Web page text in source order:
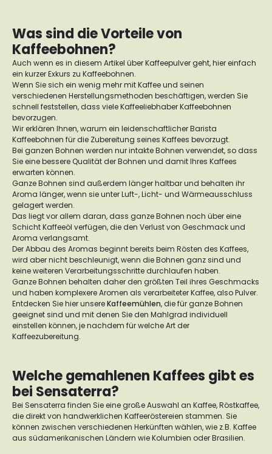
Was sind die Vorteile von
Kaffeebohnen?
Auch wenn es in diesem Artikel über Kaffeepulver geht, hier einfach
ein kurzer Exkurs zu Kaffeebohnen.
Wenn Sie sich ein wenig mehr mit Kaffee und seinen
verschiedenen Herstellungsmethoden beschäftigen, werden Sie
schnell feststellen, dass viele Kaffeeliebhaber Kaffeebohnen
bevorzugen.
Wir erklären Ihnen, warum ein leidenschaftlicher Barista
Kaffeebohnen für die Zubereitung seines Kaffees bevorzugt.
Bei ganzen Bohnen werden nur intakte Bohnen verwendet, so dass
Sie eine bessere Qualität der Bohnen und damit Ihres Kaffees
erwarten können.
Ganze Bohnen sind außerdem länger haltbar und behalten ihr
Aroma länger, wenn sie unter Luft-, Licht- und Wärmeausschluss
gelagert werden.
Das liegt vor allem daran, dass ganze Bohnen noch über eine
Schicht Kaffeeöl verfügen, die den Verlust von Geschmack und
Aroma verlangsamt.
Der Abbau des Aromas beginnt bereits beim Rösten des Kaffees,
wird aber nicht beschleunigt, wenn die Bohnen ganz sind und
keine weiteren Verarbeitungsschritte durchlaufen haben.
Ganze Bohnen behalten daher den größten Teil ihres Geschmacks
und haben komplexere Aromen als verarbeiteter Kaffee, also Pulver.
Entdecken Sie hier unsereKaffeemühlen, die für ganze Bohnen
geeignet sind und mit denen Sie den Mahlgrad individuell
einstellen können, je nachdem für welche Art der
Kaffeezubereitung.
Welche gemahlenen Kaffees gibt es
bei Sensaterra?
Bei Sensaterra finden Sie eine große Auswahl an Kaffee, Röstkaffee,
die direkt von handwerklichen Kaffeeröstereien stammen. Sie
können zwischen verschiedenen Herkünften wählen, wie z.B. Kaffee
aus südamerikanischen Ländern wie Kolumbien oder Brasilien.